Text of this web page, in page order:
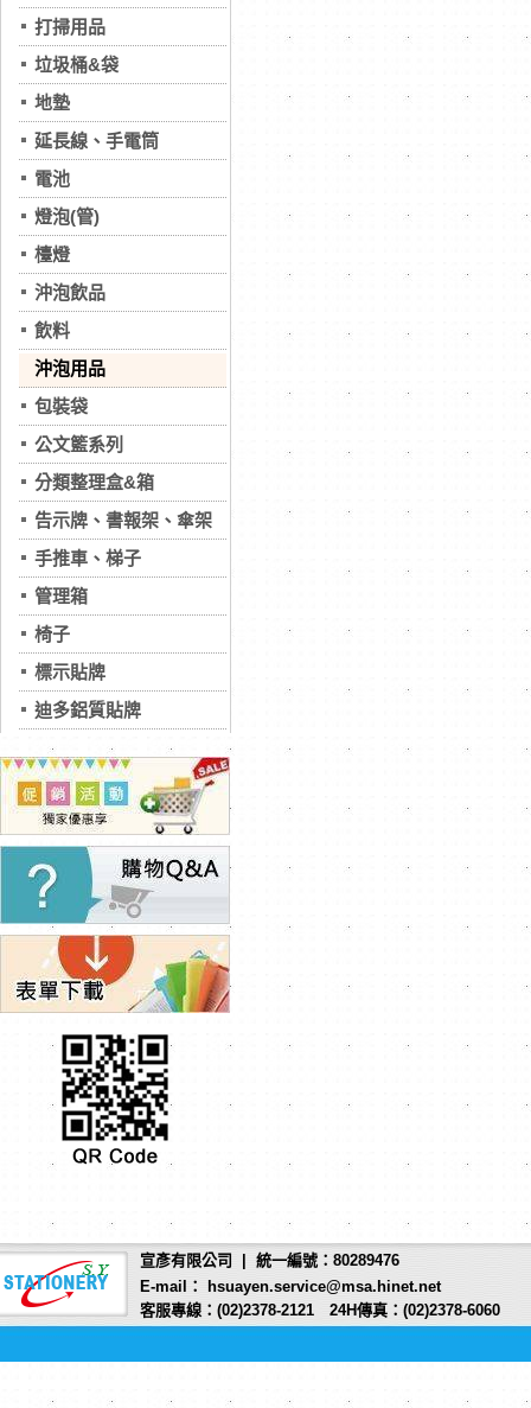
打掃用品
垃圾桶&袋
地墊
延長線、手電筒
電池
燈泡(管)
檯燈
沖泡飲品
飲料
沖泡用品
包裝袋
公文籃系列
分類整理盒&箱
告示牌、書報架、傘架
手推車、梯子
管理箱
椅子
標示貼牌
迪多鋁質貼牌
宣彥有限公司 | 統一編號：80289476
E-mail： hsuayen.service@msa.hinet.net
客服專線：(02)2378-2121 24H傳真：(02)2378-6060